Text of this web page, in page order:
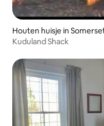
Houten huisje in
Kuduland Shack